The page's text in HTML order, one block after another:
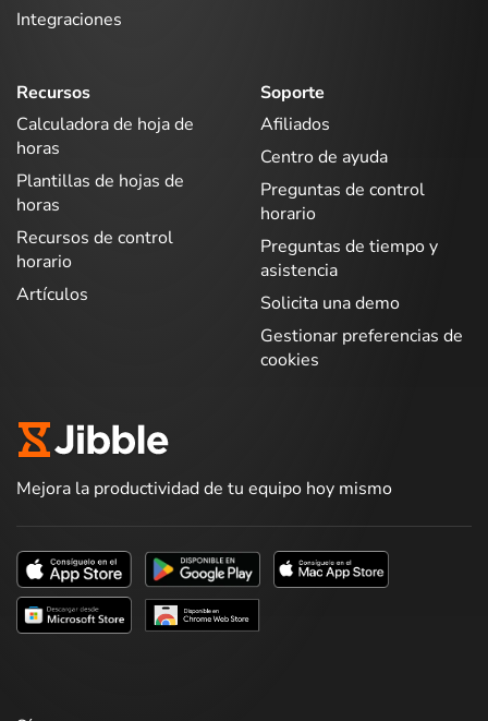
Integraciones
Recursos
Calculadora de hoja de
horas
Plantillas de hojas de
horas
Recursos de control
horario
Artículos
Soporte
Afiliados
Centro de ayuda
Preguntas de control
horario
Preguntas de tiempo y
asistencia
Solicita una demo
Gestionar preferencias de
cookies
Mejora la productividad de tu equipo hoy mismo